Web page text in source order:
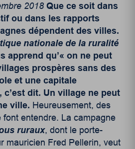
2018 Que ce soit dans
ou dans les rapports
dépendent des villes.
nationale de la ruralité
apprend qu’« on ne peut
prospères sans des
et une capitale
c’est dit. Un village ne peut
ville. Heureusement, des
font entendre. La campagne
ruraux, dont le porte-
mauricien Fred Pellerin, veut